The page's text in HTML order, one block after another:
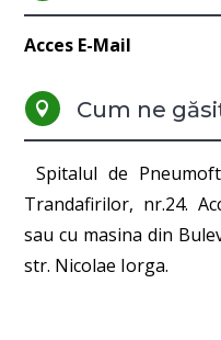
Acces E-Mail
 Cum ne
Spitalul de
Trandafirilor, nr.24.
sau cu masina din
str. Nicolae Iorga.